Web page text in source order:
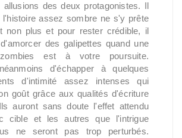
allusions des deux protagonistes. Il
l'histoire assez sombre ne s'y prête
non plus et pour rester crédible, il
des galipettes quand une
est à votre poursuite.
d'échapper à quelques
d'intimité assez intenses qui
goût grâce aux qualités d'écriture
auront sans doute l'effet attendu
cible et les autres que l'intrigue
ne seront pas trop perturbés.